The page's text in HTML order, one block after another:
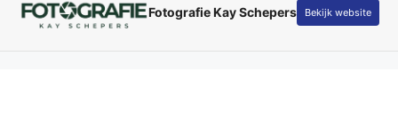
Fotografie Kay Schepers Bekijk website